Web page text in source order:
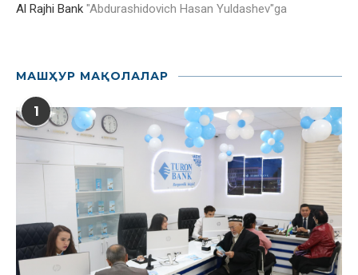
Al Rajhi Bank "Abdurashidovich Hasan Yuldashev"ga
МАШҲУР МАҚОЛАЛАР
1